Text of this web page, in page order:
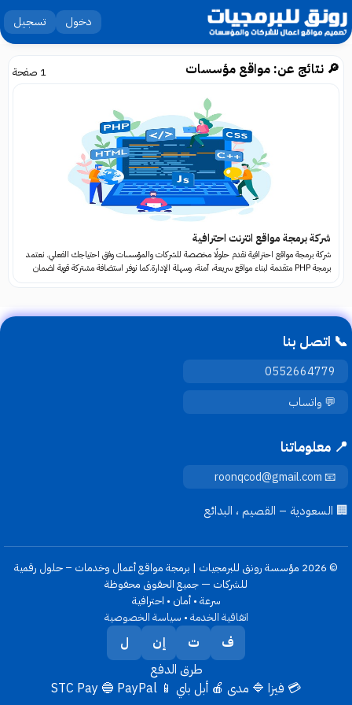
دخول تسجيل
🔎 نتائج عن: مواقع مؤسسات 1 صفحة
شركة برمجة مواقع انترنت احترافية
شركة برمجة مواقع احترافية نقدم حلولًا مخصصة للشركات والمؤسسات وفق احتياجك الفعلي. نعتمد
برمجة PHP متقدمة لبناء مواقع سريعة، آمنة، وسهلة الإدارة.كما نوفر استضافة مشتركة قوية لضمان
📞 اتصل بنا
0552664779
💬 واتساب
📍 معلوماتنا
📧 roonqcod@gmail.com
🏢 السعودية – القصيم ، البدائع
ف ت إن
ل
طرق الدفع
💳 فيزا 🔷 مدى 🍎 أبل باي 📱 STC Pay
🔵 PayPal
© 2026 مؤسسة رونق للبرمجيات | برمجة مواقع أعمال وخدمات – حلول رقمية
للشركات — جميع الحقوق محفوظة
سرعة • أمان • احترافية
اتفاقية الخدمة• سياسة الخصوصية